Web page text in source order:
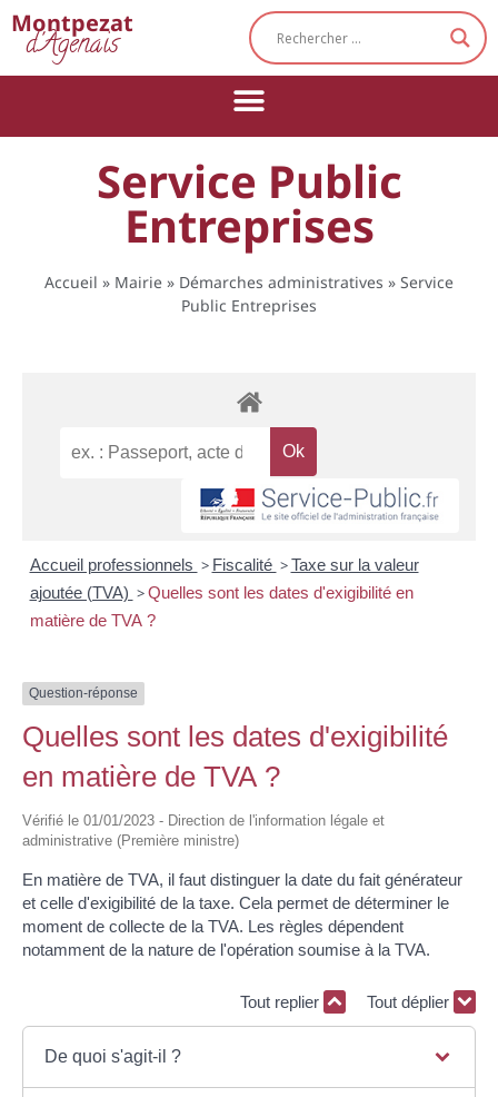
Montpezat
d'Agenais
Service Public
Entreprises
Accueil » Mairie » Démarches administratives » Service
Public Entreprises
Accueil professionnels > Fiscalité > Taxe sur la valeur
ajoutée (TVA) > Quelles sont les dates d'exigibilité en
matière de TVA ?
Question-réponse
Quelles sont les dates d'exigibilité
en matière de TVA ?
Vérifié le 01/01/2023 - Direction de l'information légale et
administrative (Première ministre)
En matière de TVA, il faut distinguer la date du fait générateur
et celle d'exigibilité de la taxe. Cela permet de déterminer le
moment de collecte de la TVA. Les règles dépendent
notamment de la nature de l'opération soumise à la TVA.
Tout replier Tout déplier
De quoi s'agit-il ?
Cookies management panel